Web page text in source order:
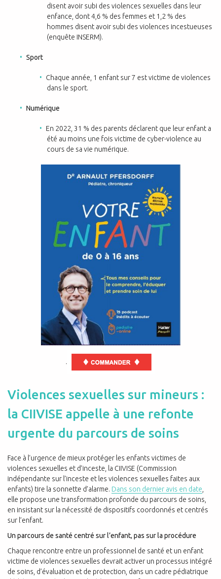
disent avoir subi des violences sexuelles dans leur
enfance, dont 4,6 % des femmes et 1,2 % des
hommes disent avoir subi des violences incestueuses
(enquête INSERM).
Sport
Chaque année, 1 enfant sur 7 est victime de violences
dans le sport.
Numérique
En 2022, 31 % des parents déclarent que leur enfant a
été au moins une fois victime de cyber-violence au
cours de sa vie numérique.
.
Violences sexuelles sur mineurs :
la CIIVISE appelle à une refonte
urgente du parcours de soins
Face à l’urgence de mieux protéger les enfants victimes de
violences sexuelles et d’inceste, la CIIVISE (Commission
indépendante sur l’inceste et les violences sexuelles faites aux
enfants) tire la sonnette d’alarme. Dans son dernier avis en date,
elle propose une transformation profonde du parcours de soins,
en insistant sur la nécessité de dispositifs coordonnés et centrés
sur l’enfant.
Un parcours de santé centré sur l’enfant, pas sur la procédure
Chaque rencontre entre un professionnel de santé et un enfant
victime de violences sexuelles devrait activer un processus intégré
de soins, d’évaluation et de protection, dans un cadre pédiatrique